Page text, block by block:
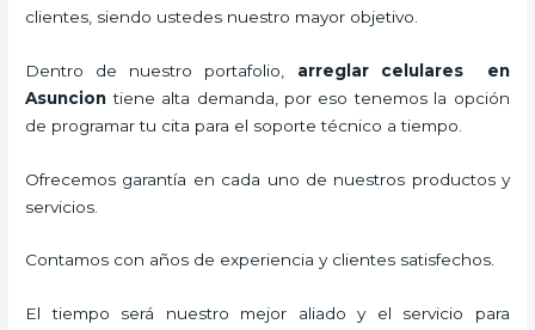
clientes, siendo ustedes nuestro mayor objetivo.
Dentro de nuestro portafolio, arreglar celulares en
Asuncion tiene alta demanda, por eso tenemos la opción
de programar tu cita para el soporte técnico a tiempo.
Ofrecemos garantía en cada uno de nuestros productos y
servicios.
Contamos con años de experiencia y clientes satisfechos.
El tiempo será nuestro mejor aliado y el servicio para